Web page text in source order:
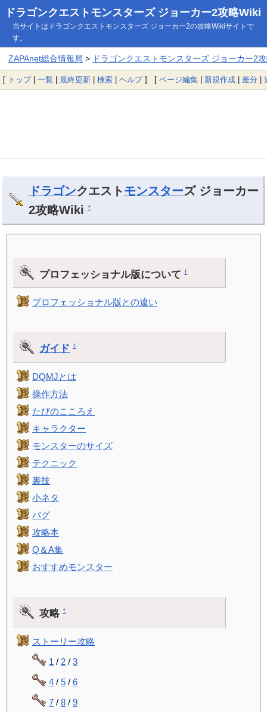
ドラゴンクエストモンスターズ ジョーカー2攻略Wiki
当サイトはドラゴンクエストモンスターズ ジョーカー2の攻略Wikiサイトで
す。
ZAPAnet総合情報局 > ドラゴンクエストモンスターズ ジョーカー2
[ トップ| 一覧 | 最終更新 | 検索 | ヘルプ] [ ページ編集 | 新規作成 | 差分 |
ドラゴンクエスト モンスターズ ジョーカー
2攻略Wiki
†
プロフェッショナル版について†
プロフェッショナル版との違い
ガイド †
DQMJとは
操作方法
たびのこころえ
キャラクター
モンスターのサイズ
テクニック
裏技
小ネタ
バグ
攻略本
Q＆A集
おすすめモンスター
攻略†
ストーリー攻略
1 / 2 /3
4 /5 /6
7 /8 /9